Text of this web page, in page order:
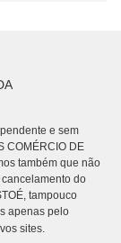
e sem
COMÉRCIO DE
também que não
do
tampouco
apenas pelo
sites.